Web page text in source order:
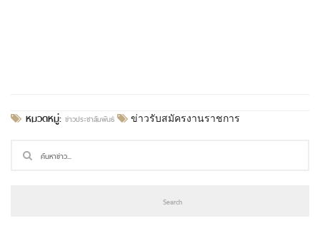
หมวดหมู่: ข่าวประชาสัมพันธ์ ข่าวรับสมัครงานราชการ